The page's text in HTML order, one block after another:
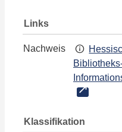
Links
Nachweis
Klassifikation